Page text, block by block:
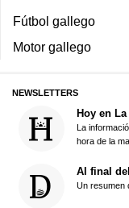
Fútbol gallego
Motor gallego
NEWSLETTERS
Hoy en La
La
hora de la
Al final
Un resumen